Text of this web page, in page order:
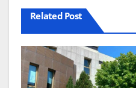
Related Post